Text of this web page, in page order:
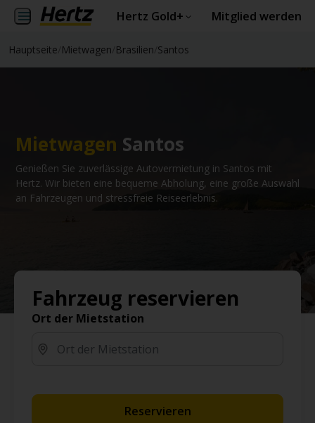
Hertz Gold+ Mitglied werden
Hauptseite Mietwagen Brasilien Santos
Mietwagen Santos
Genießen Sie zuverlässige Autovermietung in Santos mit
Hertz. Wir bieten eine bequeme Abholung, eine große Auswahl
an Fahrzeugen und stressfreie Reiseerlebnis.
Fahrzeug reservieren
Ort der Mietstation
Reservieren